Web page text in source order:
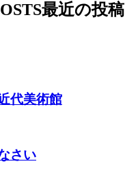
最近の投稿
代美術館
さい